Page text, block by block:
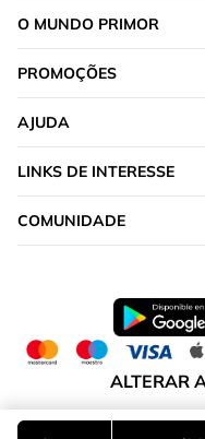
O MUNDO PRIMOR
PROMOÇÕES
AJUDA
LINKS DE INTERESSE
COMUNIDADE
ALTERAR
Portugal